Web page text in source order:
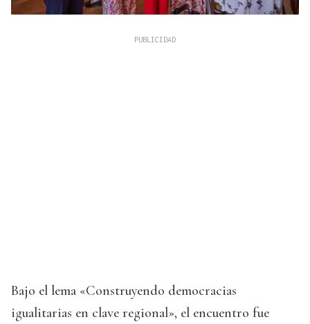
Bajo el lema «Construyendo democracias
igualitarias en clave regional», el encuentro fue